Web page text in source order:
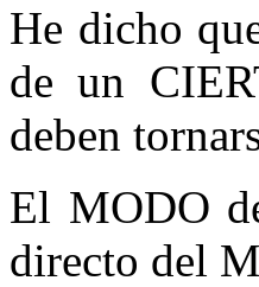
He dicho
de un
deben
El MODO
directo del